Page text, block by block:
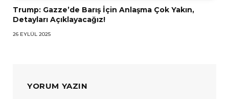
Trump: Gazze’de Barış İçin Anlaşma Çok Yakın,
Detayları Açıklayacağız!
26 EYLÜL 2025
YORUM YAZIN